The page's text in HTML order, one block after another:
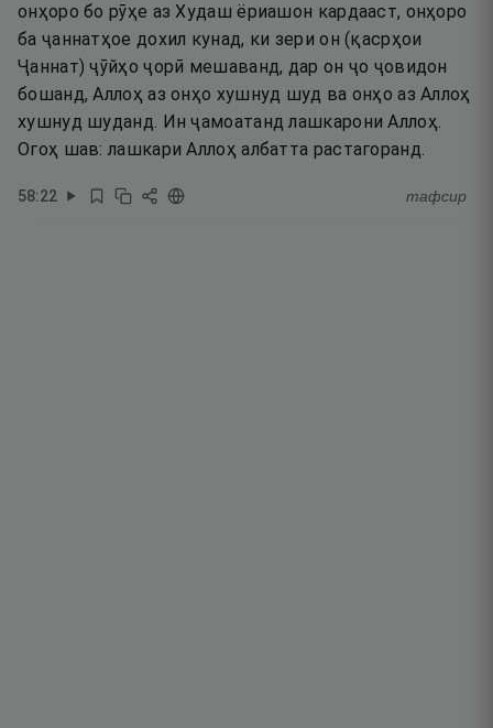
онҳоро бо рӯҳе аз Худаш ёриашон кардааст, онҳоро
ба ҷаннатҳое дохил кунад, ки зери он (қасрҳои
Ҷаннат) ҷӯйҳо ҷорӣ мешаванд, дар он ҷо ҷовидон
бошанд, Аллоҳ аз онҳо хушнуд шуд ва онҳо аз Аллоҳ
хушнуд шуданд. Ин ҷамоатанд лашкарони Аллоҳ.
Огоҳ шав: лашкари Аллоҳ албатта растагоранд.
58:22 тафсир